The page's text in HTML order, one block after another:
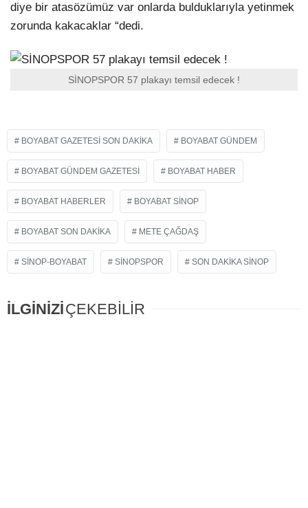
diye bir atasözümüz var onlarda bulduklarıyla yetinmek
zorunda kakacaklar “dedi.
SİNOPSPOR 57 plakayı temsil edecek !
BOYABAT GAZETESI SON DAKIKA BOYABAT GÜNDEM
BOYABAT GÜNDEM GAZETESI BOYABAT HABER
BOYABAT HABERLER BOYABAT SINOP
BOYABAT SON DAKIKA METE ÇAĞDAŞ
SINOP-BOYABAT SINOPSPOR SON DAKIKA SINOP
İLGİNİZİÇEKEBİLİR